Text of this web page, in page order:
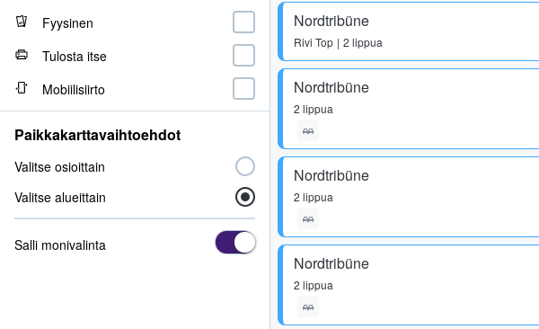
Nordtribüne
Rivi Top 2 lippua
Nordtribüne
2 lippua
Nordtribüne
2 lippua
Nordtribüne
2 lippua
Fyysinen
Tulosta itse
Mobiilisiirto
Paikkakarttavaihtoehdot
Valitse osioittain
Valitse alueittain
Salli monivalinta